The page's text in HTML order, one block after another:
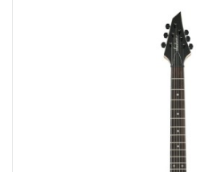
Việt Thương Music - 442 Lũy Bán
442 Lũy Bán Bích, Phường Tân Phú,
Việt Thương Music - 12 Quốc Hương
Tầng G, Tòa nhà Thảo Điền Pearl, 12
Việt Thương Music - Phường Gò Vấp
11 Đường số 3, Khu dân cư Cityland
Việt Thương Music - Crescent Mall
6F-01 Tầng 6 Trung Tâm Thương Mại
Phường Tân Mỹ, TPHCM, Quận 7, Hồ